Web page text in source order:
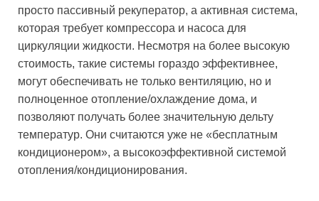
просто пассивный рекуператор, а активная система,
которая требует компрессора и насоса для
циркуляции жидкости. Несмотря на более высокую
стоимость, такие системы гораздо эффективнее,
могут обеспечивать не только вентиляцию, но и
полноценное отопление/охлаждение дома, и
позволяют получать более значительную дельту
температур. Они считаются уже не «бесплатным
кондиционером», а высокоэффективной системой
отопления/кондиционирования.